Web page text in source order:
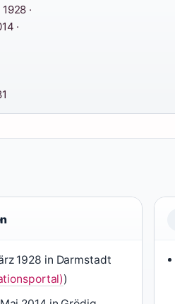
·
·
1928 in Darmstadt
)